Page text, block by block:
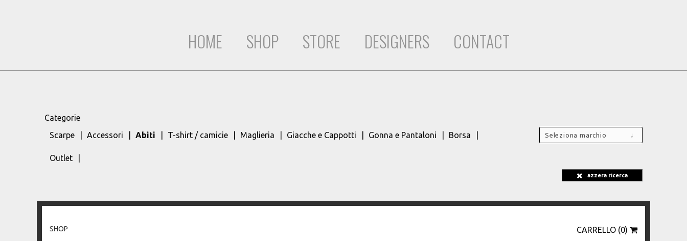
HOME SHOP STORE DESIGNERS CONTACT
Categorie
Scarpe
Accessori Abiti T-shirt / camicie Maglieria Giacche e Cappotti Gonna e Pantaloni Borsa
Outlet
Seleziona marchio
azzera ricerca
SHOP CARRELLO (0)